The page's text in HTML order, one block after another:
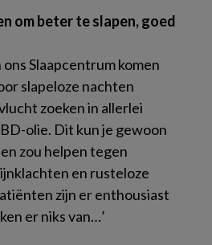
om beter te slapen, goed
ons Slaapcentrum komen
slapeloze nachten
zoeken in allerlei
olie. Dit kun je gewoon
zou helpen tegen
en rusteloze
zijn er enthousiast
er niks van…’